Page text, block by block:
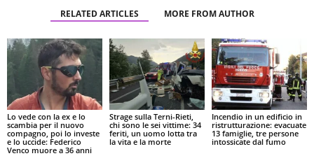
RELATED ARTICLES MORE FROM AUTHOR
Lo vede con la ex e lo
scambia per il nuovo
compagno, poi lo investe
e lo uccide: Federico
Venco muore a 36 anni
Strage sulla Terni-Rieti,
chi sono le sei vittime: 34
feriti, un uomo lotta tra
la vita e la morte
Incendio in un edificio in
ristrutturazione: evacuate
13 famiglie, tre persone
intossicate dal fumo